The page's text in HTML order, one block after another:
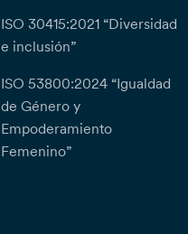
ISO 30415:2021 “Diversidad
e inclusión”
ISO 53800:2024 “Igualdad
de Género y
Empoderamiento
Femenino”